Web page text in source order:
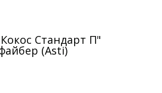
Стандарт П"
(Asti)